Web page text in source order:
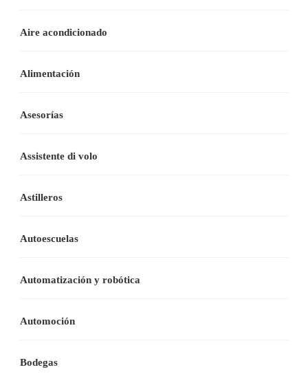
Aire acondicionado
Alimentación
Asesorías
Assistente di volo
Astilleros
Autoescuelas
Automatización y robótica
Automoción
Bodegas